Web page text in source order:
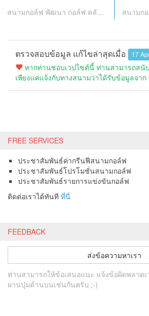
สนามกอล์ฟ พัฒนา กอล์ฟ คลับ แอนด์ รีสอร์ท
ตรวจสอบข้อมูล แก้ไขล่าสุดเมื่อ 17
หากท่านชอบเวปไซต์นี้ ท่านสามารถสนั
เพียงแค่แจ้งกับทางสนามว่าได้รับข้อมูลจาก
FREE SERVICES
ประชาสัมพันธ์ค่ากรีนฟีสนามกอล์ฟ
ประชาสัมพันธ์โปรโมชั่นสนามกอล์ฟ
ประชาสัมพันธ์รายการแข่งขันกอล์ฟ
ติดต่อเราได้ทันที ที่นี่
FEEDBACK
ส่งข้อความหาเรา
ท่านสามารถให้ข้อเสนอแนะ แจ้งข้อผิดพลาด
ผ่านปุ่มด้านบนเช่นกันครับ ;-)